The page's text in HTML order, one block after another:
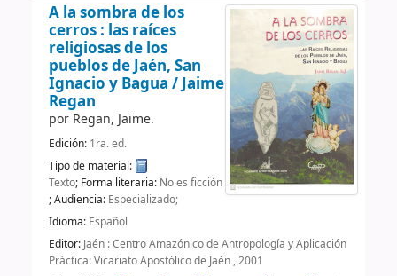
A la sombra de los
cerros : las raíces
religiosas de los
pueblos de Jaén, San
Ignacio y Bagua /Jaime
Regan
por Regan, Jaime.
Edición: 1ra. ed.
Tipo de material:
Texto; Forma literaria: No es ficción
; Audiencia: Especializado;
Idioma: Español
Editor: Jaén : Centro Amazónico de Antropología y Aplicación
Práctica: Vicariato Apostólico de Jaén , 2001